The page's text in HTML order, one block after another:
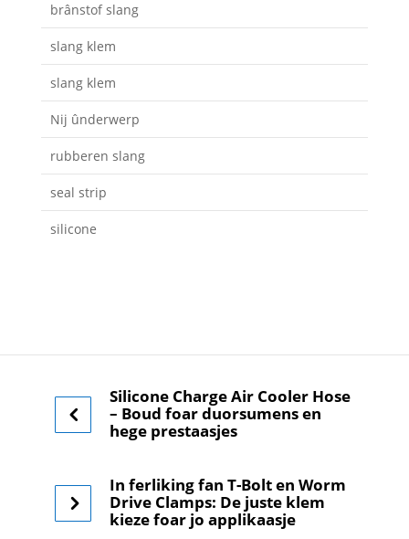
brânstof slang
slang klem
slang klem
Nij ûnderwerp
rubberen slang
seal strip
silicone
Silicone Charge Air Cooler Hose
– Boud foar duorsumens en
hege prestaasjes
In ferliking fan T-Bolt en Worm
Drive Clamps: De juste klem
kieze foar jo applikaasje